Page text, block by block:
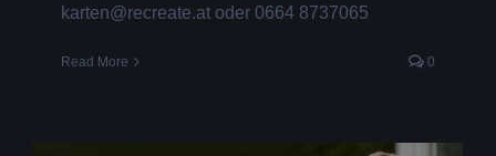
karten@recreate.at oder 0664 8737065
Read More 0